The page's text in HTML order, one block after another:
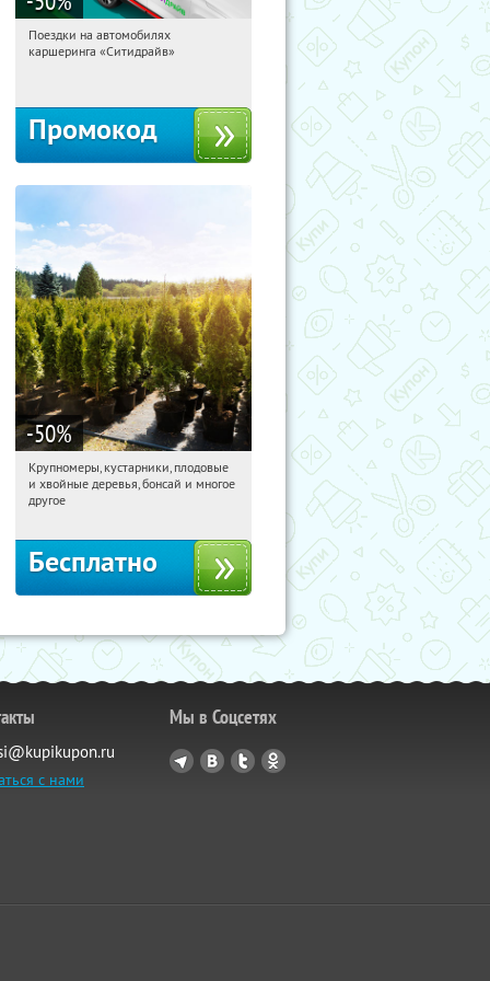
10:37:48
Получи первым!
Поездки на автомобилях
каршеринга «Ситидрайв»
Промокод
-50%
10:37:48 Получили:28
Москва, Рябиновая улица, 17
Крупномеры, кустарники, плодовые
и хвойные деревья, бонсай и многое
другое
Бесплатно
с нами
Мы в Соцсетях